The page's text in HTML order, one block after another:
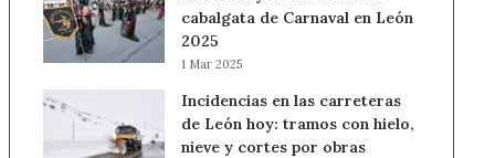
cabalgata de Carnaval en León
2025
1 Mar 2025
Incidencias en las carreteras
de León hoy: tramos con hielo,
nieve y cortes por obras